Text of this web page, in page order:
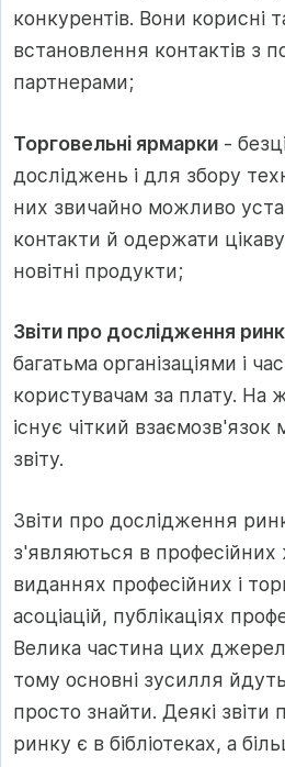
конкурентів. Вони корисні
встановлення контактів з
партнерами;
Торговельні ярмарки -
досліджень і для збору
них звичайно можливо
контакти й одержати
новітні продукти;
Звіти про дослідження
багатьма організаціями і
користувачам за плату. На
існує чіткий взаємозв'язок
звіту.
Звіти про дослідження
з'являються в професійних
виданнях професійних і
асоціацій, публікаціях
Велика частина цих
тому основні зусилля
просто знайти. Деякі
ринку є в бібліотеках, а